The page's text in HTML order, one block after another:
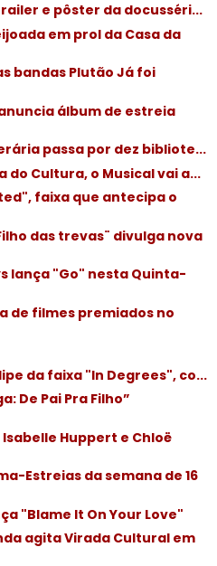
e pôster da docusséri...
em prol da Casa da
bandas Plutão Já foi
álbum de estreia
passa por dez bibliote...
do Cultura, o Musical vai a...
faixa que antecipa o
das trevas¨ divulga nova
lança "Go" nesta Quinta-
de filmes premiados no
da faixa "In Degrees", co...
De Pai Pra Filho”
Huppert e Chloë
Estreias da semana de 16
"Blame It On Your Love"
agita Virada Cultural em